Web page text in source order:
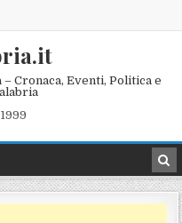
Cronaca, Eventi, Politica e